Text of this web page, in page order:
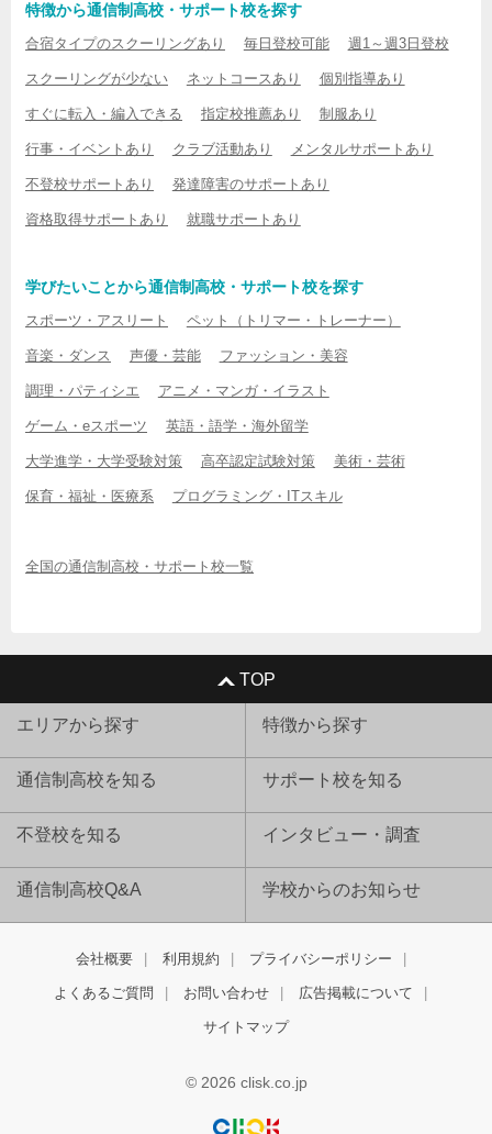
特徴から通信制高校・サポート校を探す
合宿タイプのスクーリングあり 毎日登校可能 週1～週3日登校
スクーリングが少ない ネットコースあり 個別指導あり
すぐに転入・編入できる 指定校推薦あり 制服あり
行事・イベントあり クラブ活動あり メンタルサポートあり
不登校サポートあり 発達障害のサポートあり
資格取得サポートあり 就職サポートあり
学びたいことから通信制高校・サポート校を探す
スポーツ・アスリート ペット（トリマー・トレーナー）
音楽・ダンス 声優・芸能 ファッション・美容
調理・パティシエ アニメ・マンガ・イラスト
ゲーム・eスポーツ 英語・語学・海外留学
大学進学・大学受験対策 高卒認定試験対策 美術・芸術
保育・福祉・医療系 プログラミング・ITスキル
全国の通信制高校・サポート校一覧
TOP
エリアから探す 特徴から探す
通信制高校を知る サポート校を知る
不登校を知る インタビュー・調査
通信制高校Q&A 学校からのお知らせ
会社概要 利用規約 プライバシーポリシー
よくあるご質問 お問い合わせ 広告掲載について
サイトマップ
© 2026 clisk.co.jp